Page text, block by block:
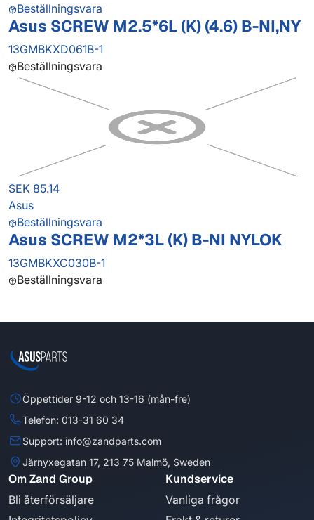
Beställningsvara
Asus SCREW M2.5*6L (K) (4.6) B-NI,NY
13GMBKXD061B-1
Beställningsvara
SEK 85.14
Asus
Beställningsvara
Asus SCREW M2*3L (K) B-NI NYLOK
13GMBKXC030B-1
Beställningsvara
Öppettider 9-12 och 13-16 (mån-fre)
Telefon: 013-31 60 34
Support: info@zandparts.com
Järnyxegatan 17, 213 75 Malmö, Sweden
Om Zand Group
Bli återförsäljare
Kundservice
Vanliga frågor